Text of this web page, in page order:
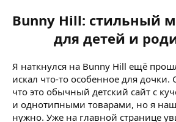
Bunny Hill: стильный
для детей и
Я наткнулся на Bunny Hill ещё
искал что-то особенное для дочки.
что это обычный детский сайт с
и однотипными товарами, но я
нужно. Уже на главной странице